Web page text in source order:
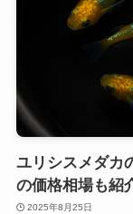
ユリシスメダカ
の価格相場も紹
2025年8月25日